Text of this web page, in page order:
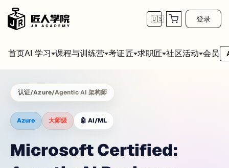
🇺🇸 登录
首页AI 学习 课程与训练营 考证匠 求职匠 社区活动 会员
认证/Azure/Agentic AI 架构师
Azure 大师级 🤖 AI/ML
Microsoft Certified: